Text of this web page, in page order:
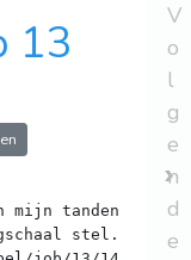
13
mijn tanden
stel.
V
o
l
g
e
n
d
e